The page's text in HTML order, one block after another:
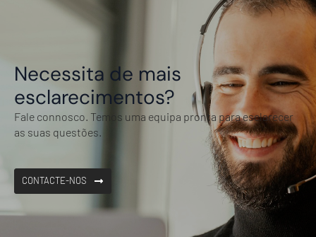
Necessita de mais
esclarecimentos?
Fale connosco. Temos uma equipa pronta para esclarecer
as suas questões.
CONTACTE-NOS